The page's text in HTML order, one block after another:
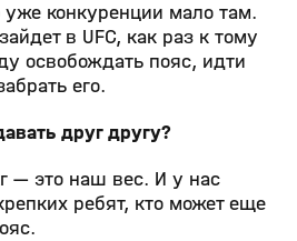
конкуренции мало там.
в UFC, как раз к тому
освобождать пояс, идти
его.
друг другу?
— это наш вес. И у нас
ребят, кто может еще